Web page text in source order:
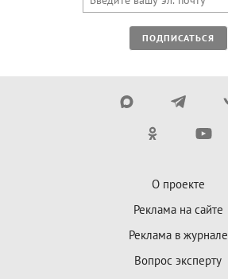
ПОДПИСАТЬСЯ
О проекте
Реклама на сайте
Реклама в журнале
Вопрос эксперту